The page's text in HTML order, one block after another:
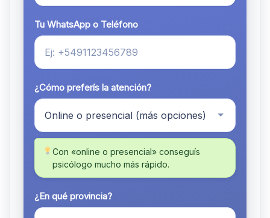
Tu WhatsApp o Teléfono
¿Cómo preferís la atención?
Con «online o presencial» conseguís
psicólogo mucho más rápido.
¿En qué provincia?